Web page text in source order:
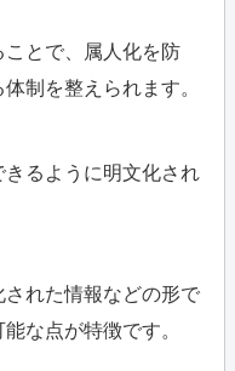
とで、属人化を防
制を整えられます。
るように明文化され
れた情報などの形で
な点が特徴です。